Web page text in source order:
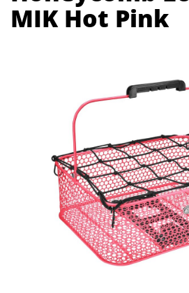
MIK Hot Pink